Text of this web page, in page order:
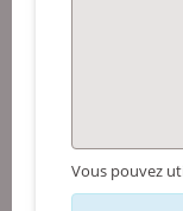
Vous pouvez